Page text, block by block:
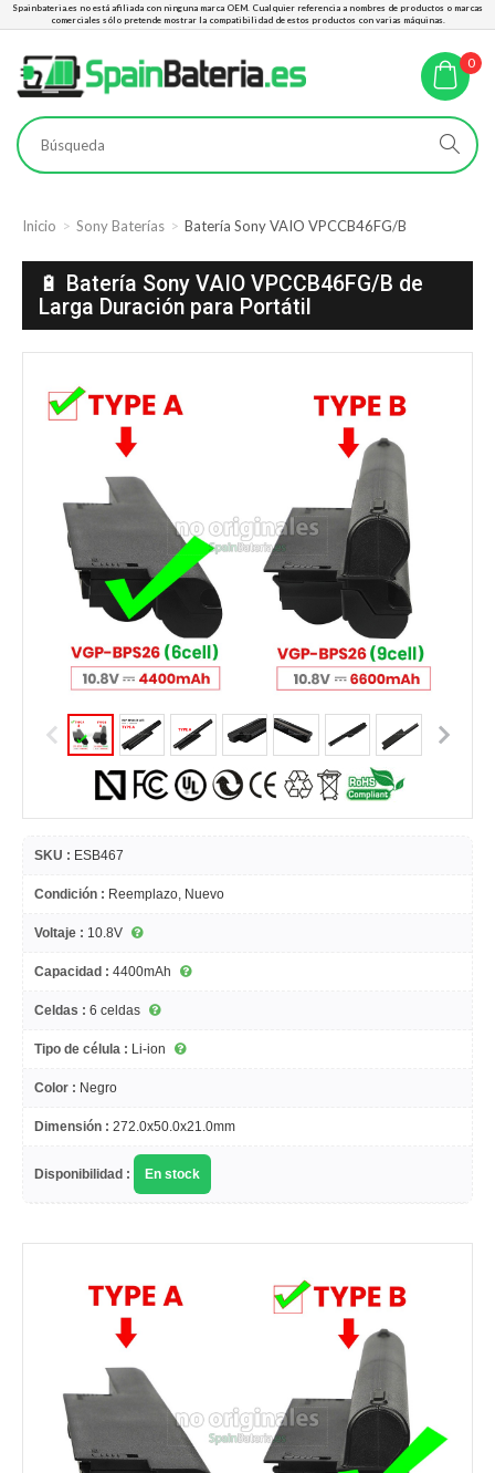
Spainbateria.es no está afiliada con ninguna marca OEM. Cualquier referencia a nombres de productos o marcas
comerciales sólo pretende mostrar la compatibilidad de estos productos con varias máquinas.
0
Inicio Sony Baterías Batería Sony VAIO VPCCB46FG/B
🔋 Batería Sony VAIO VPCCB46FG/B de
Larga Duración para Portátil
SKU : ESB467
Condición : Reemplazo, Nuevo
Voltaje : 10.8V
Capacidad : 4400mAh
Celdas : 6 celdas
Tipo de célula : Li-ion
Color : Negro
Dimensión : 272.0x50.0x21.0mm
Disponibilidad : En stock